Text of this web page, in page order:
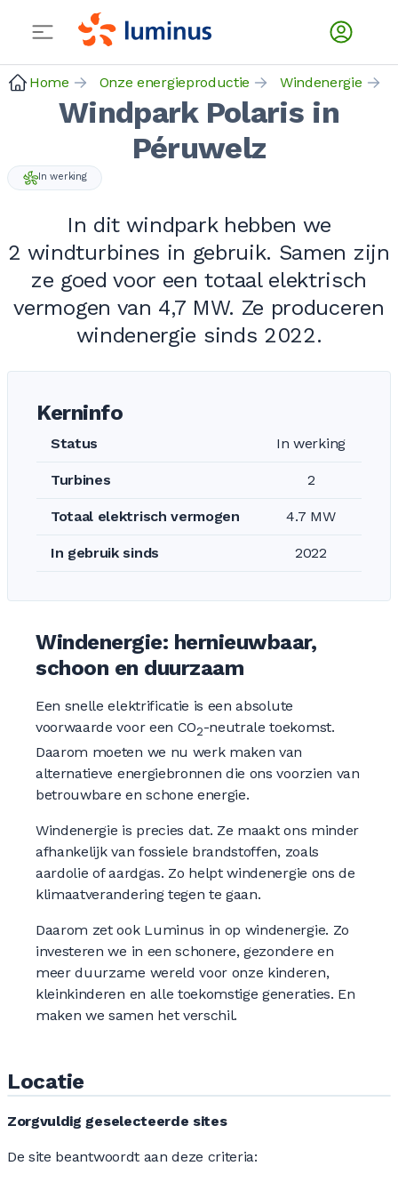
Home Onze energieproductie Windenergie
Windpark Polaris in
Péruwelz
In werking
In dit windpark hebben we
2 windturbines in gebruik. Samen zijn
ze goed voor een totaal elektrisch
vermogen van 4,7 MW. Ze produceren
windenergie sinds 2022.
Kerninfo
Status In werking
Turbines 2
Totaal elektrisch vermogen 4.7 MW
In gebruik sinds 2022
Windenergie: hernieuwbaar,
schoon en duurzaam
Een snelle elektrificatie is een absolute
voorwaarde voor een CO2-neutrale toekomst.
Daarom moeten we nu werk maken van
alternatieve energiebronnen die ons voorzien van
betrouwbare en schone energie.
Windenergie is precies dat. Ze maakt ons minder
afhankelijk van fossiele brandstoffen, zoals
aardolie of aardgas. Zo helpt windenergie ons de
klimaatverandering tegen te gaan.
Daarom zet ook Luminus in op windenergie. Zo
investeren we in een schonere, gezondere en
meer duurzame wereld voor onze kinderen,
kleinkinderen en alle toekomstige generaties. En
maken we samen het verschil.
Locatie
Zorgvuldig geselecteerde sites
De site beantwoordt aan deze criteria: